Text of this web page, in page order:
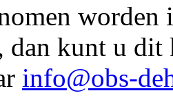
kunt u dit
info@obs-